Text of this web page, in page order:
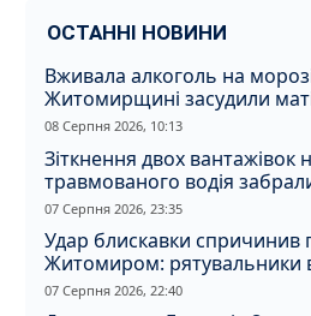
ОСТАННІ НОВИНИ
Вживала алкоголь на
Житомирщині засудили
дитина отримала
08 Серпня 2026, 10:13
Зіткнення двох вантажівок
травмованого водія
07 Серпня 2026, 23:35
Удар блискавки спричинив
Житомиром: рятувальники
кота
07 Серпня 2026, 22:40